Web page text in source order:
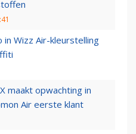
in Wizz Air-kleurstelling
maakt opwachting in
Air eerste klant